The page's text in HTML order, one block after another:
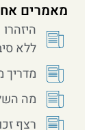
מאמרים
ללא
מדריך
מה
רצף